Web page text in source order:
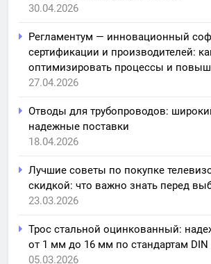
30.04.2026
Регламентум — инновационный
сертификации и производителей:
оптимизировать процессы и
27.04.2026
Отводы для трубопроводов:
надежные поставки
18.04.2026
Лучшие советы по покупке
скидкой: что важно знать перед
23.03.2026
Трос стальной оцинкованный:
от 1 мм до 16 мм по стандартам DIN
05.03.2026